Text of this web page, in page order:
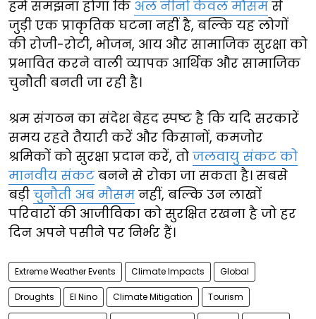
हमे समझना होगा कि अल नीनो केवल मौसम से
जुड़ी एक प्राकृतिक घटना नहीं है, बल्कि यह लोगों
की रोजी-रोटी, भोजन, आय और सामाजिक सुरक्षा को
प्रभावित करने वाली व्यापक आर्थिक और सामाजिक
चुनौती बनती जा रही है।
श्रम संगठन का संदेश बेहद स्पष्ट है कि यदि सरकारें
समय रहते तैयारी करें और किसानों, कमजोर
श्रमिकों को सुरक्षा प्रदान करें, तो जलवायु संकट को
मानवीय संकट बनने से रोका जा सकता है। सबसे
बड़ी चुनौती अब मौसम नहीं, बल्कि उन लाखों
परिवारों की आजीविका को सुरक्षित रखना है जो हर
दिन अपने पसीने पर निर्भर हैं।
Extreme Weather Events Climate Impacts Global
Droughts El Nino Climate Mitigation Tourism